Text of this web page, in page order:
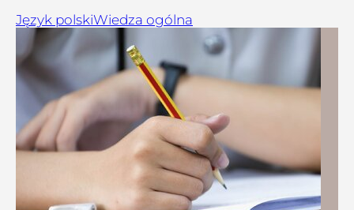
Język polskiWiedza ogólna